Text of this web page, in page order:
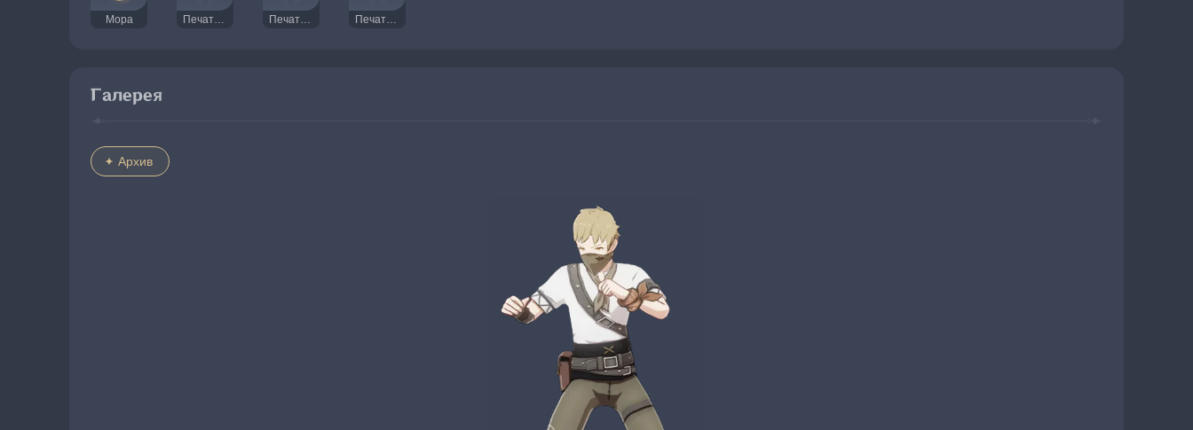
Мора Печать Похитителей сокровищ Печать серебряного ворона Печать золотого ворона
Галерея
Архив